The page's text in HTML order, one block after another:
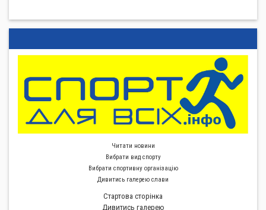
Читати новини
Вибрати вид спорту
Вибрати спортивну органiзацiю
Дивитись галерею слави
Стартова сторiнка
Дивитись галерею